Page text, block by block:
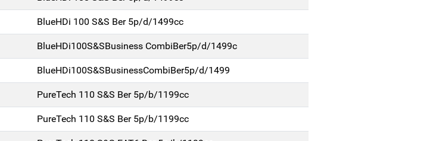
BlueHDi 100 S&S Ber 5p/d/1499cc
BlueHDi100S&SBusiness CombiBer5p/d/1499c
BlueHDi100S&SBusinessCombiBer5p/d/1499
PureTech 110 S&S Ber 5p/b/1199cc
PureTech 110 S&S Ber 5p/b/1199cc